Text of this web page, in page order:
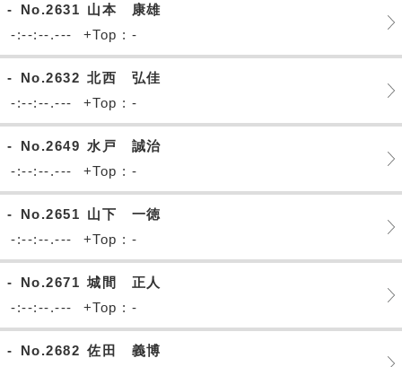
- No.2631 山本 康雄
-:--:--.---
+Top : -
- No.2632 北西 弘佳
-:--:--.---
+Top : -
- No.2649 水戸 誠治
-:--:--.---
+Top : -
- No.2651 山下 一徳
-:--:--.---
+Top : -
- No.2671 城間 正人
-:--:--.---
+Top : -
- No.2682 佐田 義博